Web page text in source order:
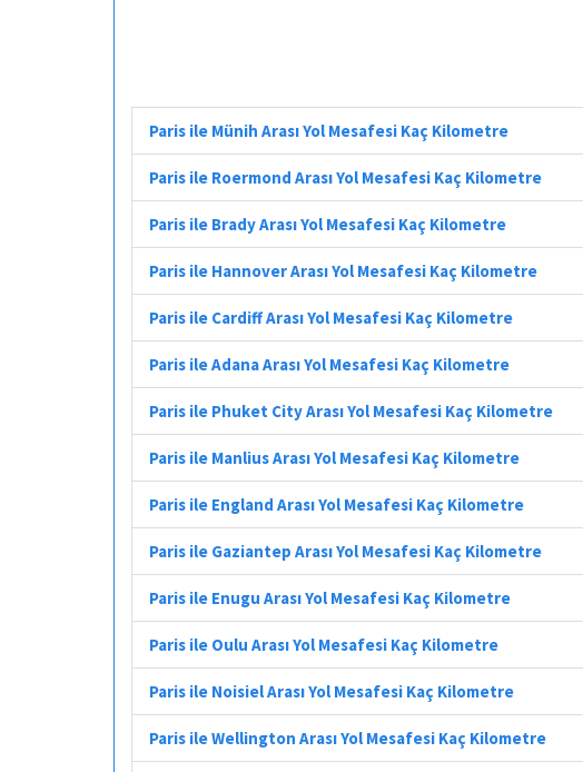
Paris ile Münih Arası Yol Mesafesi Kaç Kilometre
Paris ile Roermond Arası Yol Mesafesi Kaç Kilometre
Paris ile Brady Arası Yol Mesafesi Kaç Kilometre
Paris ile Hannover Arası Yol Mesafesi Kaç Kilometre
Paris ile Cardiff Arası Yol Mesafesi Kaç Kilometre
Paris ile Adana Arası Yol Mesafesi Kaç Kilometre
Paris ile Phuket City Arası Yol Mesafesi Kaç Kilometre
Paris ile Manlius Arası Yol Mesafesi Kaç Kilometre
Paris ile England Arası Yol Mesafesi Kaç Kilometre
Paris ile Gaziantep Arası Yol Mesafesi Kaç Kilometre
Paris ile Enugu Arası Yol Mesafesi Kaç Kilometre
Paris ile Oulu Arası Yol Mesafesi Kaç Kilometre
Paris ile Noisiel Arası Yol Mesafesi Kaç Kilometre
Paris ile Wellington Arası Yol Mesafesi Kaç Kilometre